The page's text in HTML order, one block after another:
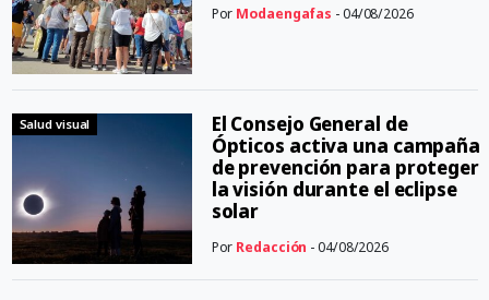
Por Modaengafas - 04/08/2026
Salud visual
El Consejo General de
Ópticos activa una campaña
de prevención para proteger
la visión durante el eclipse
solar
Por Redacción - 04/08/2026